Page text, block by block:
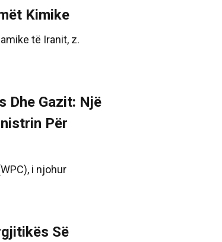
Kimike
të Iranit, z.
Dhe Gazit: Një
Për
i njohur
Së